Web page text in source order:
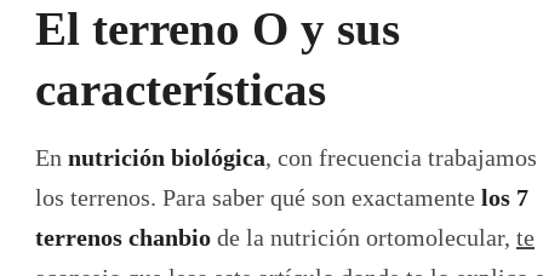
El terreno O y sus
características
En nutrición biológica, con frecuencia trabajamos
los terrenos. Para saber qué son exactamente los 7
terrenos chanbio de la nutrición ortomolecular, te